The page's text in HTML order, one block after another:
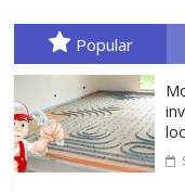
și iluminare LED
February 20, 2026
Popular